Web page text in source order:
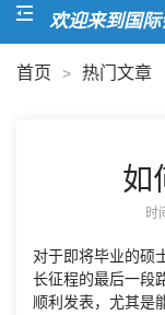
欢迎来到国际会
首页 > 热门文章
如
时
对于即将毕业的硕
长征程的最后一段
顺利发表，尤其是